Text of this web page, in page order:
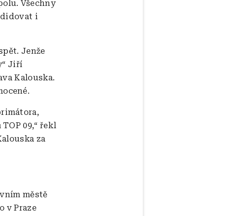
Všechny
i
Jenže
Jiří
Kalouska.
09,“ řekl
za
městě
v Praze